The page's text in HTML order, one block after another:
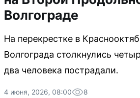
Волгограде
На перекрестке в
Волгограда столкнулись
два человека пострадали.
4 июня, 2026, 08:00 8